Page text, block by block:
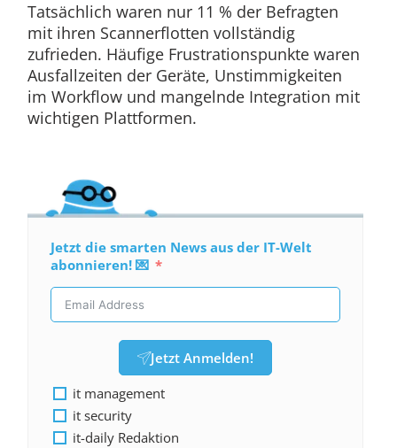
Tatsächlich waren nur 11 % der Befragten
mit ihren Scannerflotten vollständig
zufrieden. Häufige Frustrationspunkte waren
Ausfallzeiten der Geräte, Unstimmigkeiten
im Workflow und mangelnde Integration mit
wichtigen Plattformen.
Jetzt die smarten News aus der IT-Welt
abonnieren! 💌
Jetzt Anmelden!
it management
it security
it-daily Redaktion